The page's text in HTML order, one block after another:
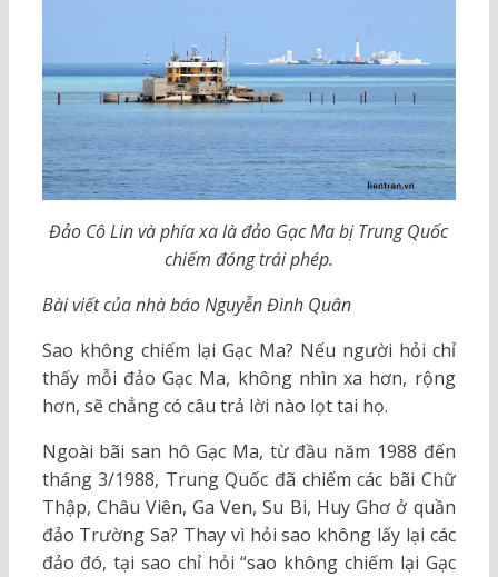
Đảo Cô Lin và phía xa là đảo Gạc Ma bị Trung Quốc
chiếm đóng trái phép.
Bài viết của nhà báo Nguyễn Đình Quân
Sao không chiếm lại Gạc Ma? Nếu người hỏi chỉ
thấy mỗi đảo Gạc Ma, không nhìn xa hơn, rộng
hơn, sẽ chẳng có câu trả lời nào lọt tai họ.
Ngoài bãi san hô Gạc Ma, từ đầu năm 1988 đến
tháng 3/1988, Trung Quốc đã chiếm các bãi Chữ
Thập, Châu Viên, Ga Ven, Su Bi, Huy Ghơ ở quần
đảo Trường Sa? Thay vì hỏi sao không lấy lại các
đảo đó, tại sao chỉ hỏi “sao không chiếm lại Gạc